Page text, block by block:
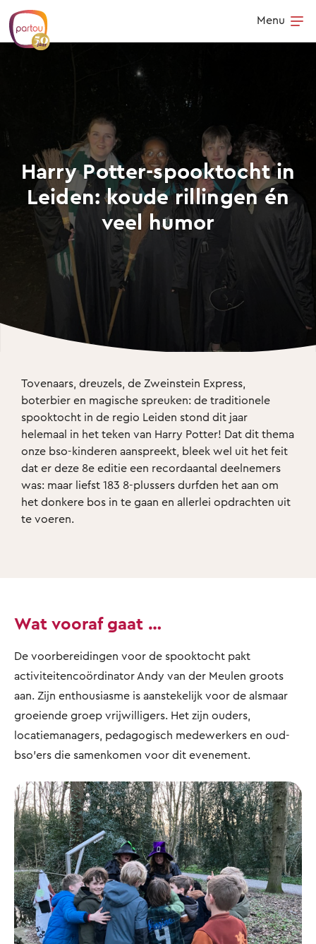
Skip to content
Menu
Harry Potter-spooktocht in
Leiden: koude rillingen én
veel humor
Tovenaars, dreuzels, de Zweinstein Express,
boterbier en magische spreuken: de traditionele
spooktocht in de regio Leiden stond dit jaar
helemaal in het teken van Harry Potter! Dat dit thema
onze bso-kinderen aanspreekt, bleek wel uit het feit
dat er deze 8e editie een recordaantal deelnemers
was: maar liefst 183 8-plussers durfden het aan om
het donkere bos in te gaan en allerlei opdrachten uit
te voeren.
Wat vooraf gaat …
De voorbereidingen voor de spooktocht pakt
activiteitencoördinator Andy van der Meulen groots
aan. Zijn enthousiasme is aanstekelijk voor de alsmaar
groeiende groep vrijwilligers. Het zijn ouders,
locatiemanagers, pedagogisch medewerkers en oud-
bso’ers die samenkomen voor dit evenement.